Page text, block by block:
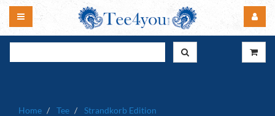
Home Tee
Strandkorb Edition